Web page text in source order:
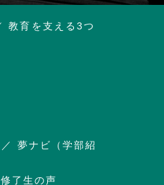
教育を支える3つ
夢ナビ（学部紹
修了生の声